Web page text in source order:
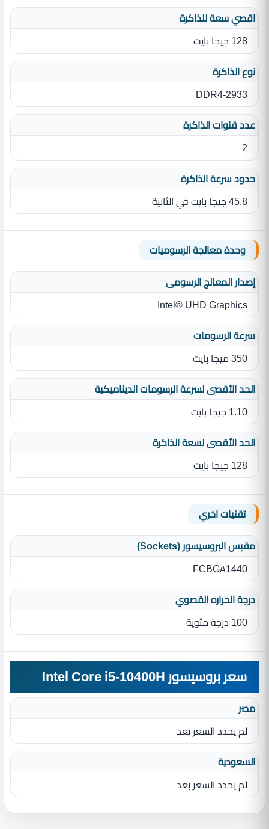
اقصي سعة للذاكرة
128 جيجا بايت
نوع الذاكرة
DDR4-2933
عدد قنوات الذاكرة
2
حدود سرعة الذاكرة
45.8 جيجا بايت في الثانية
وحدة معالجة الرسوميات
إصدار المعالج الرسومى
Intel® UHD Graphics
سرعة الرسومات
350 ميجا بايت
الحد الأقصى لسرعة الرسومات الديناميكية
1.10 جيجا بايت
الحد الأقصى لسعة الذاكرة
128 جيجا بايت
تقنيات اخري
مقبس البروسيسور (Sockets)
FCBGA1440
درجة الحراره القصوي
100 درجة مئوية
سعر بروسيسور Intel Core i5-10400H
مصر
لم يحدد السعر بعد
السعودية
لم يحدد السعر بعد